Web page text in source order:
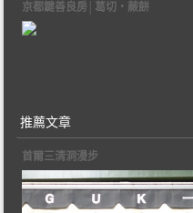
京都鍵善良房│葛切‧蕨餅
推薦文章
首爾三清洞漫步